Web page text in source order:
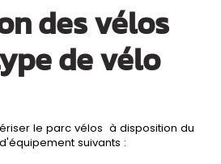
des vélos
de vélo
le parc vélos à disposition du
suivants :